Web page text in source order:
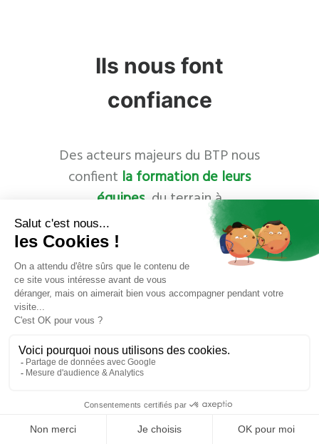
Ils nous font
confiance
Des acteurs majeurs du BTP nous
confient la formation de leurs
équipes, du terrain à
Ils recherchent une approche
concrète, ancrée dans la
éalité
des chantiers
Chez BVMH, chaque formation est
pensée pour répondre à des
besoins précis, avec efficacité et
pragmatisme.